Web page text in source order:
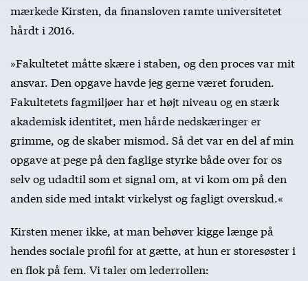
mærkede Kirsten, da finansloven ramte universitetet
hårdt i 2016.
»Fakultetet måtte skære i staben, og den proces var mit
ansvar. Den opgave havde jeg gerne været foruden.
Fakultetets fagmiljøer har et højt niveau og en stærk
akademisk identitet, men hårde nedskæringer er
grimme, og de skaber mismod. Så det var en del af min
opgave at pege på den faglige styrke både over for os
selv og udadtil som et signal om, at vi kom om på den
anden side med intakt virkelyst og fagligt overskud.«
Kirsten mener ikke, at man behøver kigge længe på
hendes sociale profil for at gætte, at hun er storesøster i
en flok på fem. Vi taler om lederrollen: